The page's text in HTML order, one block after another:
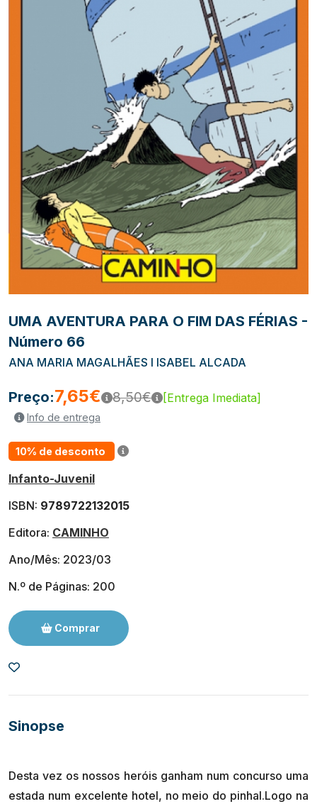
UMA AVENTURA PARA O FIM DAS FÉRIAS -
Número 66
ANA MARIA MAGALHÃES I ISABEL ALCADA
Preço:7,65€ 8,50€ [Entrega Imediata]
Info de entrega
10% de desconto
Infanto-Juvenil
ISBN: 9789722132015
Editora: CAMINHO
Ano/Mês: 2023/03
N.º de Páginas: 200
Comprar
Sinopse
Desta vez os nossos heróis ganham num concurso uma
estada num excelente hotel, no meio do pinhal.Logo na